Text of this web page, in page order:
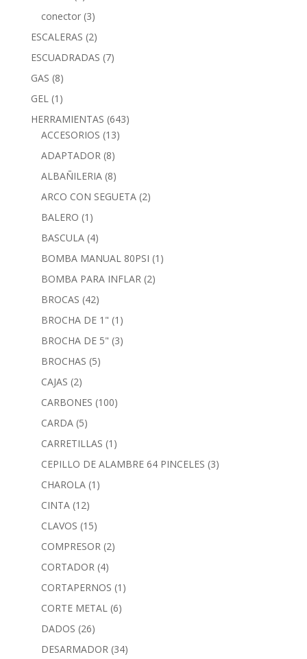
conector (3)
ESCALERAS (2)
ESCUADRADAS (7)
GAS (8)
GEL (1)
HERRAMIENTAS (643)
ACCESORIOS (13)
ADAPTADOR (8)
ALBAÑILERIA (8)
ARCO CON SEGUETA (2)
BALERO (1)
BASCULA (4)
BOMBA MANUAL 80PSI (1)
BOMBA PARA INFLAR (2)
BROCAS (42)
BROCHA DE 1" (1)
BROCHA DE 5" (3)
BROCHAS (5)
CAJAS (2)
CARBONES (100)
CARDA (5)
CARRETILLAS (1)
CEPILLO DE ALAMBRE 64 PINCELES (3)
CHAROLA (1)
CINTA (12)
CLAVOS (15)
COMPRESOR (2)
CORTADOR (4)
CORTAPERNOS (1)
CORTE METAL (6)
DADOS (26)
DESARMADOR (34)